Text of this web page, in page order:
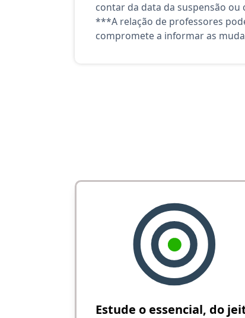
contar da data da suspensão ou
***A relação de professores
compromete a informar as
Estude o essencial, do